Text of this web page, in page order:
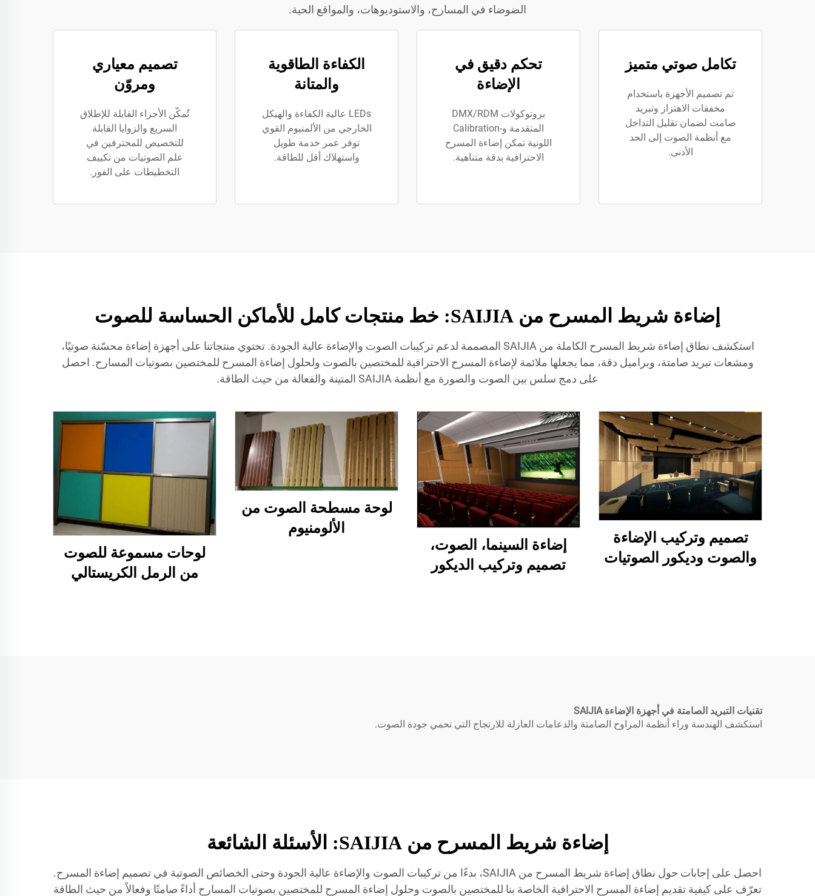
الضوضاء في المسارح، والاستوديوهات، والمواقع الحية.
تكامل صوتي متميز
تم تصميم الأجهزة باستخدام
مخففات الاهتزاز وتبريد
صامت لضمان تقليل التداخل
مع أنظمة الصوت إلى الحد
الأدنى.
تحكم دقيق في
الإضاءة
بروتوكولات DMX/RDM
المتقدمة و-Calibration
اللونية تمكن إضاءة المسرح
الاحترافية بدقة متناهية.
الكفاءة الطاقوية
والمتانة
LEDs عالية الكفاءة والهيكل
الخارجي من الألمنيوم القوي
توفر عمر خدمة طويل
واستهلاك أقل للطاقة.
تصميم معياري
ومروّن
تُمكّن الأجزاء القابلة للإطلاق
السريع والزوايا القابلة
للتخصيص للمحترفين في
علم الصوتيات من تكييف
التخطيطات على الفور.
إضاءة شريط المسرح من SAIJIA: خط منتجات كامل للأماكن الحساسة للصوت
استكشف نطاق إضاءة شريط المسرح الكاملة من SAIJIA المصممة لدعم تركيبات الصوت والإضاءة عالية الجودة. تحتوي منتجاتنا على أجهزة إضاءة محسّنة صوتيًا،
ومشعات تبريد صامتة، وبراميل دقة، مما يجعلها ملائمة لإضاءة المسرح الاحترافية للمختصين بالصوت ولحلول إضاءة المسرح للمختصين بصوتيات المسارح. احصل
على دمج سلس بين الصوت والصورة مع أنظمة SAIJIA المتينة والفعالة من حيث الطاقة.
تصميم وتركيب الإضاءة
والصوت وديكور الصوتيات
إضاءة السينما، الصوت،
تصميم وتركيب الديكور
لوحة مسطحة الصوت من
الألومنيوم
لوحات مسموعة للصوت
من الرمل الكريستالي
تقنيات التبريد الصامتة في أجهزة الإضاءة SAIJIA
استكشف الهندسة وراء أنظمة المراوح الصامتة والدعامات العازلة للارتجاج التي تحمي جودة الصوت.
إضاءة شريط المسرح من SAIJIA: الأسئلة الشائعة
احصل على إجابات حول نطاق إضاءة شريط المسرح من SAIJIA، بدءًا من تركيبات الصوت والإضاءة عالية الجودة وحتى الخصائص الصوتية في تصميم إضاءة المسرح.
تعرّف على كيفية تقديم إضاءة المسرح الاحترافية الخاصة بنا للمختصين بالصوت وحلول إضاءة المسرح للمختصين بصوتيات المسارح أداءً صامتًا وفعالاً من حيث الطاقة